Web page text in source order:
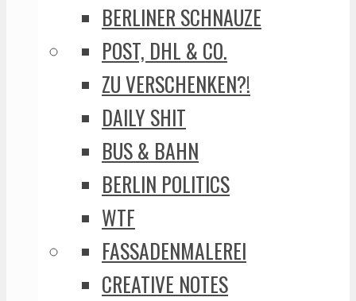
BERLINER SCHNAUZE
POST, DHL & CO.
ZU VERSCHENKEN?!
DAILY SHIT
BUS & BAHN
BERLIN POLITICS
WTF
FASSADENMALEREI
CREATIVE NOTES